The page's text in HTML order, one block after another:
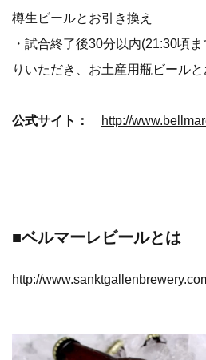
樽生ビールとお引き換え
・試合終了後30分以内(21:30頃
りいただき、お土産用瓶ビールと
公式サイト： http://
■ベルマーレビールとは